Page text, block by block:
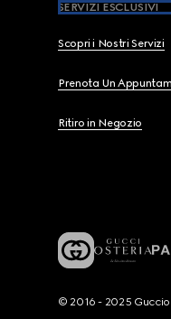
SERVIZI ESCLUSIVI
Scopri i Nostri Servizi
Prenota Un
Ritiro in Negozio
© 2016 - 2025 Guccio